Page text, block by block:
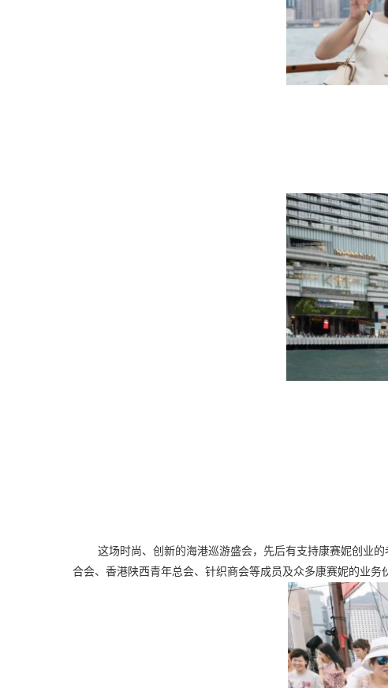
这场时尚、创新的海港巡游盛会，先后有支持康赛妮创业
合会、香港陕西青年总会、针织商会等成员及众多康赛妮的业务